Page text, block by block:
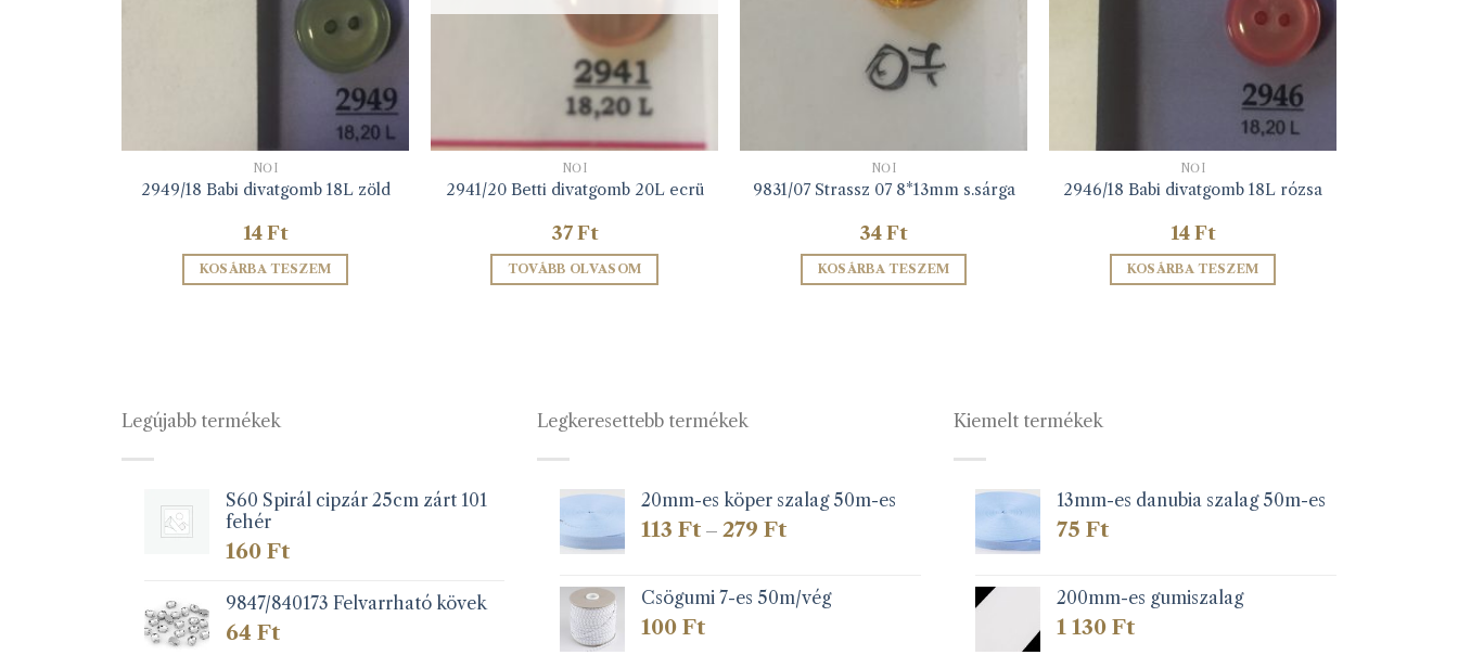
NŐI
2949/18 Babi divatgomb 18L zöld
14Ft
KOSÁRBA TESZEM
NŐI
2941/20 Betti divatgomb 20L ecrü
37Ft
TOVÁBB OLVASOM
NŐI
9831/07 Strassz 07 8*13mm s.sárga
34Ft
KOSÁRBA TESZEM
NŐI
2946/18 Babi divatgomb 18L rózsa
14Ft
KOSÁRBA TESZEM
Legújabb termékek
S60 Spirál cipzár 25cm zárt 101
fehér
160 Ft
9847/840173 Felvarrható kövek
64 Ft
Legkeresettebb termékek
20mm-es köper szalag 50m-es
113Ft – 279FtÁrtartomány:
279 Ft
Csögumi 7-es 50m/vég
100Ft
Kiemelt termékek
13mm-es danubia szalag 50m-es
75Ft
200mm-es gumiszalag
1 130Ft